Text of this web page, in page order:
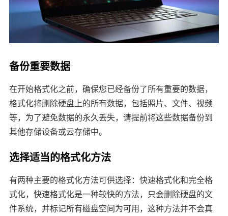
备份重要数据
在开始格式化之前，确保您已经备份了所有重要的数据，
格式化将删除硬盘上的所有数据，包括照片、文件、视频
等，为了避免数据的永久丢失，请提前将这些数据备份到
其他存储设备或云存储中。
选择适当的格式化方法
有两种主要的格式化方法可供选择：快速格式化和完全格
式化，快速格式化是一种较快的方法，只会删除硬盘的文
件系统，并标记所有磁盘空间为可用，这种方法并不会真